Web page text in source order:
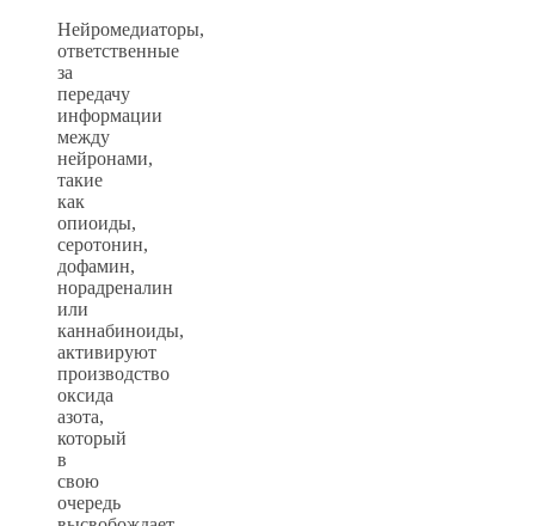
Нейромедиаторы,
ответственные
за
передачу
информации
между
нейронами,
такие
как
опиоиды,
серотонин,
дофамин,
норадреналин
или
каннабиноиды,
активируют
производство
оксида
азота,
который
в
свою
очередь